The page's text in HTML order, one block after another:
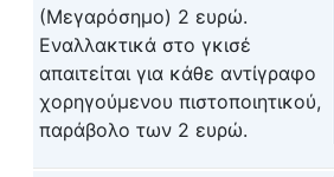
(Μεγαρόσημο) 2 ευρώ.
Εναλλακτικά στο γκισέ
απαιτείται για κάθε αντίγραφο
χορηγούμενου πιστοποιητικού,
παράβολο των 2 ευρώ.